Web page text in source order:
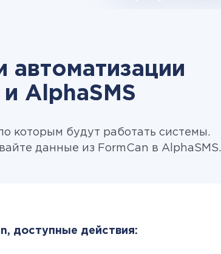
автоматизации
и AlphaSMS
которым будут работать системы.
данные из FormCan в AlphaSMS.
доступные действия: